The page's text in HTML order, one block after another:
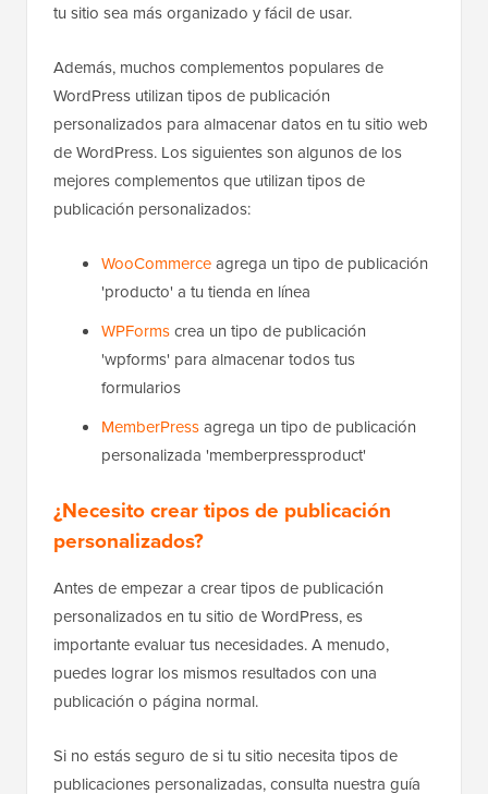
tu sitio sea más organizado y fácil de usar.
Además, muchos complementos populares de
WordPress utilizan tipos de publicación
personalizados para almacenar datos en tu sitio web
de WordPress. Los siguientes son algunos de los
mejores complementos que utilizan tipos de
publicación personalizados:
WooCommerceagrega un tipo de publicación
'producto' a tu tienda en línea
WPFormscrea un tipo de publicación
'wpforms' para almacenar todos tus
formularios
MemberPressagrega un tipo de publicación
personalizada 'memberpressproduct'
¿Necesito crear tipos de publicación
personalizados?
Antes de empezar a crear tipos de publicación
personalizados en tu sitio de WordPress, es
importante evaluar tus necesidades. A menudo,
puedes lograr los mismos resultados con una
publicación o página normal.
Si no estás seguro de si tu sitio necesita tipos de
publicaciones personalizadas, consulta nuestra guía